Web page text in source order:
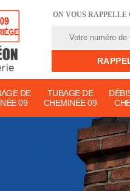
ON VOUS
DE
09
TUBAGE DE
CHEMINÉE 09